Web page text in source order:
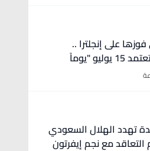
على إنجلترا ..
الأرجنتين تعتمد 15 يوليو "يوماً
تهدد الهلال السعودي
التعاقد مع نجم إيفرتون